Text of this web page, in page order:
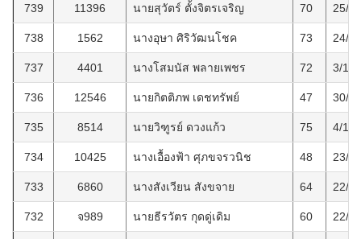
739 11396 นายสุวัตร์ ตั้งจิตรเจริญ 70 25/
738 1562 นางอุษา ศิริวัฒนโชค 73 24/1/
737 4401 นางโสมนัส พลายเพชร 72 3/1/
736 12546 นายกิตติภพ เดชทรัพย์ 47 30/
735 8514 นายวิฑูรย์ ดวงแก้ว 75 4/12/
734 10425 นางเอื้องฟ้า ศุภขจรวนิช 48 23/
733 6860 นางสังเวียน สังขจาย 64 22/
732 จ989 นายธีรวัตร กุดดู่เดิม 60 22/